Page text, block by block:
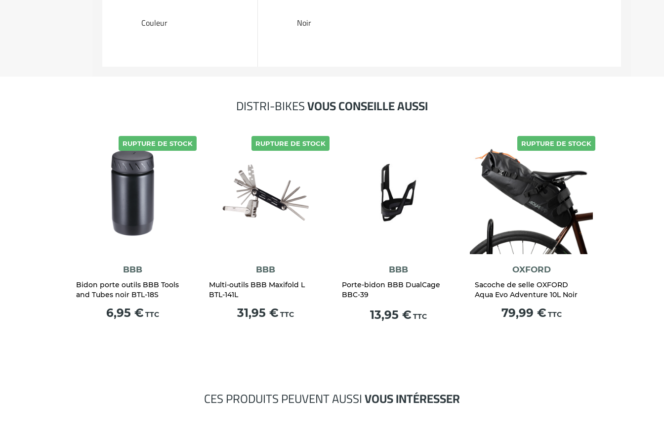
Couleur Noir
DISTRI-BIKESVOUS CONSEILLE AUSSI
BBB
Bidon porte outils BBB Tools
and Tubes noir BTL-18S
Prix
6,95 € TTC
RUPTURE DE STOCK
BBB
Multi-outils BBB Maxifold L
BTL-141L
Prix
31,95 € TTC
RUPTURE DE STOCK
BBB
Porte-bidon BBB DualCage
BBC-39
Prix
13,95 € TTC
OXFORD
Sacoche de selle OXFORD
Aqua Evo Adventure 10L Noir
Prix
79,99 € TTC
RUPTURE DE STOCK
CES PRODUITS PEUVENT AUSSIVOUS INTÉRESSER